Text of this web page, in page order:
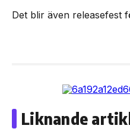
Det blir även releasefest
Liknande